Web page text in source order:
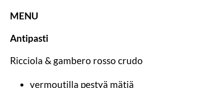
MENU
Antipasti
Ricciola & gambero rosso crudo
vermoutilla pestyä mätiä